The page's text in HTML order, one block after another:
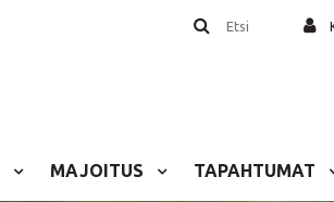
Etsi
MAJOITUS TAPAHTUMAT